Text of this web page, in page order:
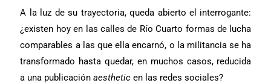
A la luz de su trayectoria, queda abierto el interrogante:
¿existen hoy en las calles de Río Cuarto formas de lucha
comparables a las que ella encarnó, o la militancia se ha
transformado hasta quedar, en muchos casos, reducida
a una publicaciónaesthetic en las redes sociales?